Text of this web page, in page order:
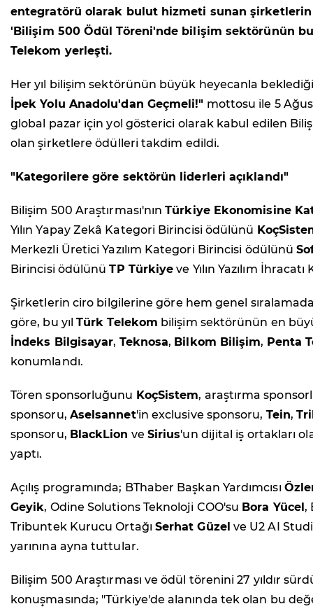
entegratörü olarak bulut hizmeti sunan şirketlerin
'Bilişim 500 Ödül Töreni'nde bilişim sektörünün
Telekom yerleşti.
Her yıl bilişim sektörünün büyük heyecanla
İpek Yolu Anadolu'dan Geçmeli!" mottosu ile 5
global pazar için yol gösterici olarak kabul edilen
olan şirketlere ödülleri takdim edildi.
"Kategorilere göre sektörün liderleri açıklandı"
Bilişim 500 Araştırması'nınTürkiye Ekonomisine
Yılın Yapay Zekâ Kategori Birincisi ödülünü
Merkezli Üretici Yazılım Kategori Birincisi ödülünü
Birincisi ödülünüTP Türkiye ve Yılın Yazılım
Şirketlerin ciro bilgilerine göre hem genel
göre, bu yılTürk Telekom bilişim sektörünün en
İndeks Bilgisayar, Teknosa, Bilkom Bilişim, Penta
konumlandı.
Tören sponsorluğunu KoçSistem, araştırma
sponsoru, Aselsannet'in exclusive sponsoru, Tein,
sponsoru, BlackLion ve Sirius'un dijital iş ortakları
yaptı.
Açılış programında; BThaber Başkan Yardımcısı
Geyik, Odine Solutions Teknoloji COO'su Bora Yücel,
Tribuntek Kurucu Ortağı Serhat Güzel ve U2 AI
yarınına ayna tuttular.
Bilişim 500 Araştırması ve ödül törenini 27 yıldır
konuşmasında; "Türkiye'de alanında tek olan bu